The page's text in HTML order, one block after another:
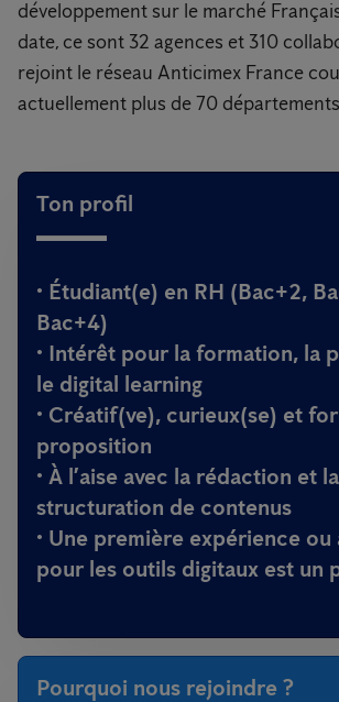
développement sur le marché
date, ce sont 32 agences et 310
rejoint le réseau Anticimex France
actuellement plus de 70
Ton profil
• Étudiant(e) en RH (Bac+2,
Bac+4)
• Intérêt pour la formation, la
le digital learning
• Créatif(ve), curieux(se) et
proposition
• À l’aise avec la rédaction et la
structuration de contenus
• Une première expérience
pour les outils digitaux est un
Pourquoi nous rejoindre ?